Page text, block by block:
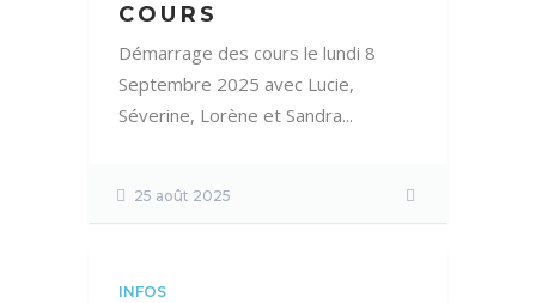
COURS
Démarrage des cours le lundi 8
Septembre 2025 avec Lucie,
Séverine, Lorène et Sandra...
25 août 2025
INFOS